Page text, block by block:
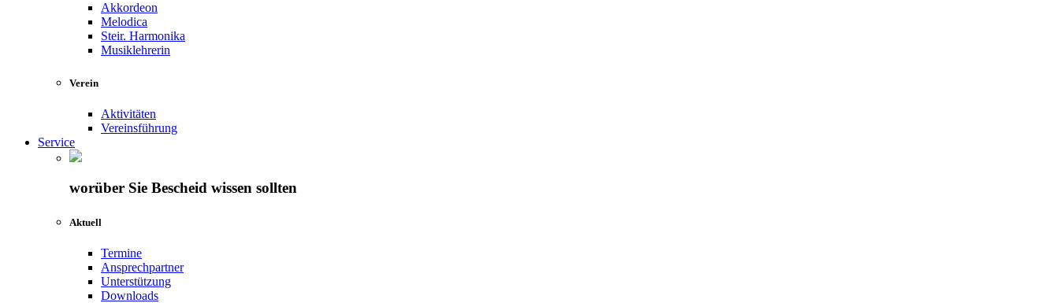
Akkordeon
Melodica
Steir. Harmonika
Musiklehrerin
Verein
Aktivitäten
Vereinsführung
Service
worüber Sie Bescheid wissen sollten
Aktuell
Termine
Ansprechpartner
Unterstützung
Downloads